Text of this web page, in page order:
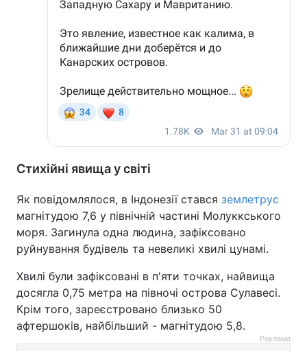
Стихійні явища у світі
Як повідомлялося, в Індонезії стався землетрус
магнітудою 7,6 у північній частині Молуккського
моря. Загинула одна людина, зафіксовано
руйнування будівель та невеликі хвилі цунамі.
Хвилі були зафіксовані в п'яти точках, найвища
досягла 0,75 метра на півночі острова Сулавесі.
Крім того, зареєстровано близько 50
афтершоків, найбільший - магнітудою 5,8.
Реклама